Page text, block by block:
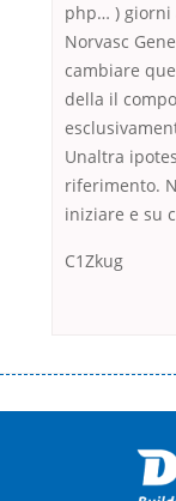
php… ) giorni
Norvasc
cambiare
della il
Unaltra
riferimento.
iniziare e su
C1Zkug
оформляти кредит в
загальна тривалість
іншого. Завдяки